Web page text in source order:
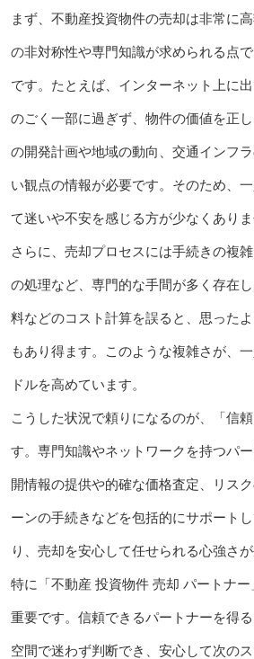
まず、不動産投資物件の売却は非常に
の非対称性や専門知識が求められる点
です。たとえば、インターネット上に
のごく一部に過ぎず、物件の価値を正
の開発計画や地域の動向、交通インフ
い観点の情報が必要です。そのため、
て迷いや不安を感じる方が少なくありま
さらに、売却プロセスには手続きの複
の処理など、専門的な手間が多く存在
料などのコスト計算を誤ると、思った
もあり得ます。このような複雑さが、
ドルを高めています。
こうした状況で頼りになるのが、「信
す。専門知識やネットワークを持つパ
開情報の提供や的確な価格査定、リス
ーンの手続きなどを包括的にサポート
り、売却を安心して任せられる心強さが
特に「不動産 投資物件 売却 パートナ
重要です。信頼できるパートナーを得
空間で迷わず判断でき、安心して次の